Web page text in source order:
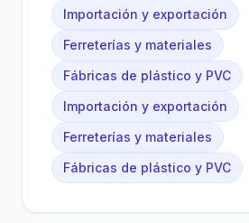
Importación y exportación
Ferreterías y materiales
Fábricas de plástico y PVC
Importación y exportación
Ferreterías y materiales
Fábricas de plástico y PVC